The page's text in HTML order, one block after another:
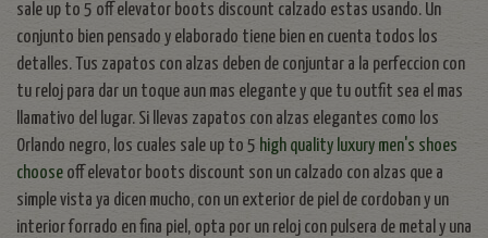
sale up to 5 off elevator boots discount calzado estas usando. Un
conjunto bien pensado y elaborado tiene bien en cuenta todos los
detalles. Tus zapatos con alzas deben de conjuntar a la perfeccion con
tu reloj para dar un toque aun mas elegante y que tu outfit sea el mas
llamativo del lugar. Si llevas zapatos con alzas elegantes como los
Orlando negro, los cuales sale up to 5 high quality luxury men's shoes
choose off elevator boots discount son un calzado con alzas que a
simple vista ya dicen mucho, con un exterior de piel de cordoban y un
interior forrado en fina piel, opta por un reloj con pulsera de metal y una